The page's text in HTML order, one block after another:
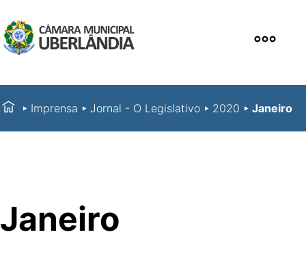
Imprensa Jornal - O Legislativo 2020 Janeiro
Janeiro